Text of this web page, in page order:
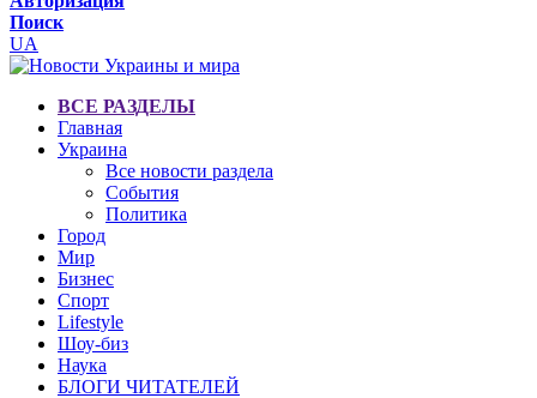
Поиск
UA
ВСЕ РАЗДЕЛЫ
Главная
Украина
Все новости раздела
События
Политика
Город
Мир
Бизнес
Спорт
Lifestyle
Шоу-биз
Наука
БЛОГИ ЧИТАТЕЛЕЙ